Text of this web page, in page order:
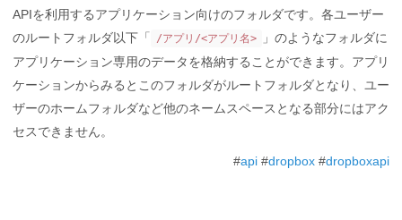
APIを利用するアプリケーション向けのフォルダです。各ユーザー
のルートフォルダ以下「
/アプリ/<アプリ名>
」のようなフォルダに
アプリケーション専用のデータを格納することができます。アプリ
ケーションからみるとこのフォルダがルートフォルダとなり、ユー
ザーのホームフォルダなど他のネームスペースとなる部分にはアク
セスできません。
#api #dropbox #dropboxapi